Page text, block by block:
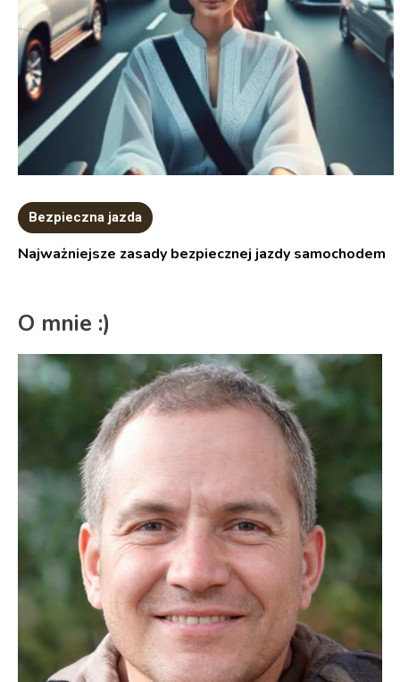
Bezpieczna jazda
Najważniejsze zasady bezpiecznej jazdy samochodem
O mnie :)